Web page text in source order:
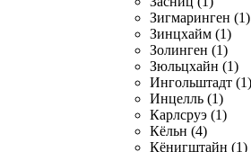
Зигмаринген (1)
Зинцхайм (1)
Золинген (1)
Зюльцхайн (1)
Ингольштадт (1)
Инцелль (1)
Карлсруэ (1)
Кёльн (4)
Кёнигштайн (1)